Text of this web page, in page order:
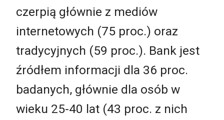
czerpią głównie z mediów
internetowych (75 proc.) oraz
tradycyjnych (59 proc.). Bank jest
źródłem informacji dla 36 proc.
badanych, głównie dla osób w
wieku 25-40 lat (43 proc. z nich